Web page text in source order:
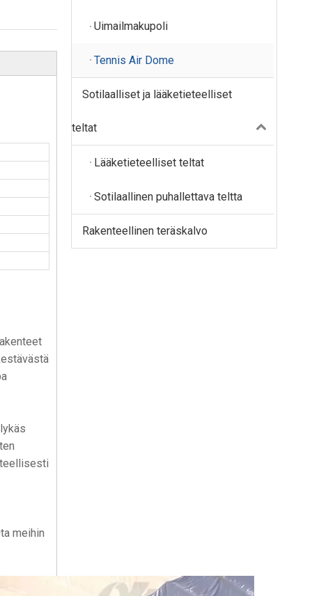
meihin
Uimailmakupoli
Tennis Air Dome
Sotilaalliset ja lääketieteelliset
teltat
Lääketieteelliset teltat
Sotilaallinen puhallettava teltta
Rakenteellinen teräskalvo